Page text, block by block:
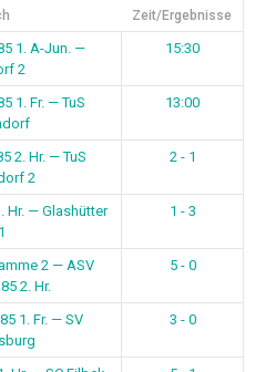
Zeit/Ergebnisse
1. A-Jun. —
2
15:30
1. Fr. — TuS
13:00
2. Hr. — TuS
2
2 - 1
Hr. — Glashütter
1 - 3
2 — ASV
2. Hr.
5 - 0
1. Fr. — SV
3 - 0